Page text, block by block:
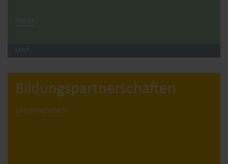
mehr
MINT
Bildungs­partner­schaften
Unternehmen